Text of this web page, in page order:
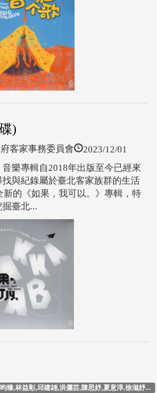
)
客家事務委員會 2023/12/01
音樂專輯自2018年出版至今已經來
與紀錄屬於臺北客家族群的生活
的《如果，我可以。》專輯，特
臺北...
臻,林益彰,邱建翃,洪儷芸,陳思妤,夏意淳,徐滋妤...